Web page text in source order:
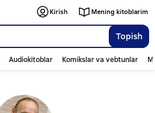
Topish
Kirish Mening kitoblarim
Audiokitoblar Komikslar va vebtunlar